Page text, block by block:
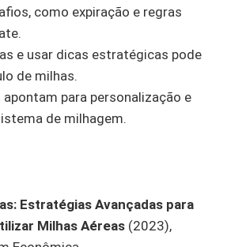
como expiração e regras
e usar dicas estratégicas pode
de milhas.
para personalização e
de milhagem.
Estratégias Avançadas para
Milhas Aéreas (2023),